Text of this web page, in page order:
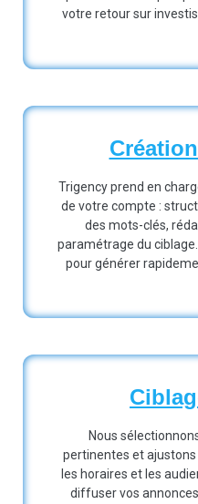
votre retour sur
Trigency prend en
de votre compte :
des mots-clés,
paramétrage du ciblage.
pour générer
Nous
pertinentes et
les horaires et les
diffuser vos